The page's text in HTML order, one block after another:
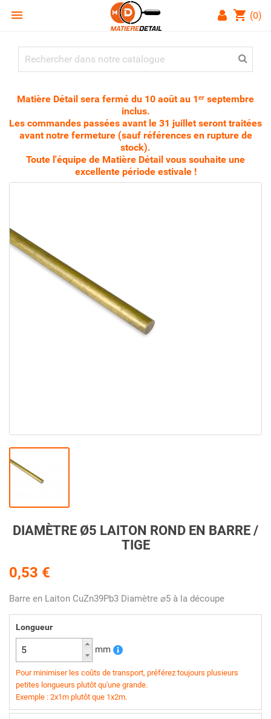
 shopping_cart (0)
Matière Détail sera fermé du 10 août au 1ᵉʳ septembre
inclus.
Les commandes passées avant le 31 juillet seront traitées
avant notre fermeture (sauf références en rupture de
stock).
Toute l'équipe de Matière Détail vous souhaite une
excellente période estivale !
DIAMÈTRE Ø5 LAITON ROND EN BARRE /
TIGE
0,53 €
Barre en Laiton CuZn39Pb3 Diamètre ⌀5 à la découpe
Longueur
mm
Pour minimiser les coûts de transport, préférez toujours plusieurs
petites longueurs plutôt qu'une grande.
Exemple : 2x1m plutôt que 1x2m.